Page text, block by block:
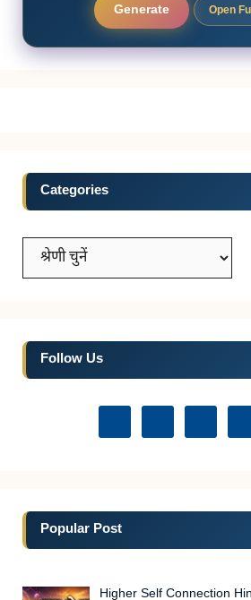
Generate Open
Categories
Categories
Follow Us
Popular Post
Higher Self Connection